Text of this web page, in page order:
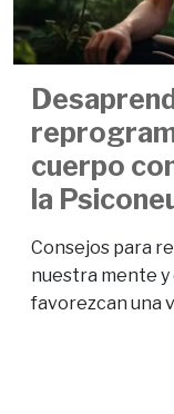
cuerpo
la
Consejos para
nuestra mente y
favorezcan una